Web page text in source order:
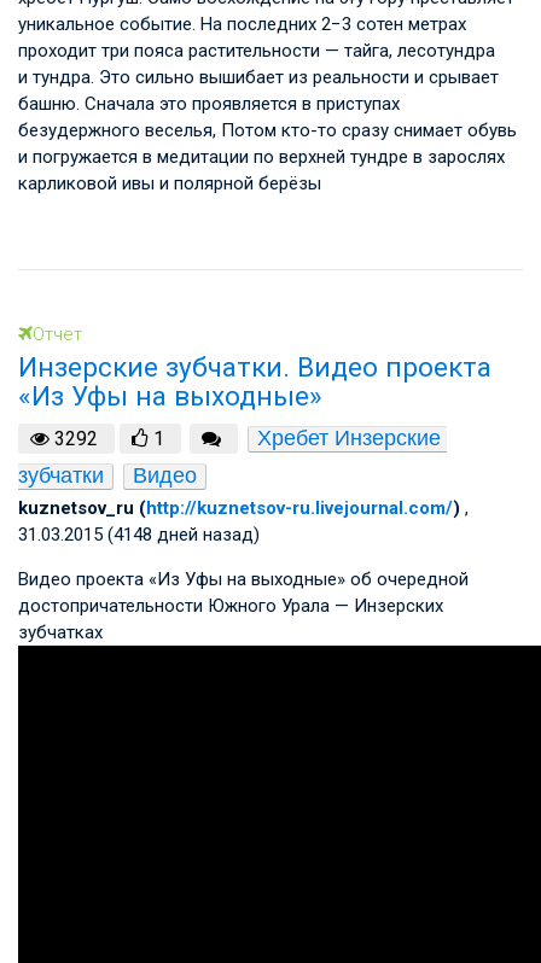
уникальное событие. На последних 2−3 сотен метрах
проходит три пояса растительности — тайга, лесотундра
и тундра. Это сильно вышибает из реальности и срывает
башню. Сначала это проявляется в приступах
безудержного веселья, Потом кто-то сразу снимает обувь
и погружается в медитации по верхней тундре в зарослях
карликовой ивы и полярной берёзы
Отчет
Инзерские зубчатки. Видео проекта
«Из Уфы на выходные»
3292 1
Хребет Инзерские
зубчатки
Видео
kuznetsov_ru (http://kuznetsov-ru.livejournal.com/) ,
31.03.2015 (4148 дней назад)
Видео проекта «Из Уфы на выходные» об очередной
достопричательности Южного Урала — Инзерских
зубчатках